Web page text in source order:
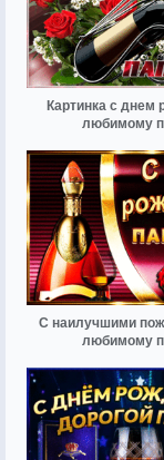
Картинка с днем
любимому
С наилучшими
любимому